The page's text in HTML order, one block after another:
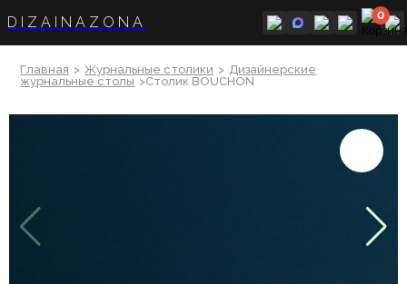
DIZAINAZONA 0
Главная > Журнальные столики > Дизайнерские
журнальные столы >Столик BOUCHON